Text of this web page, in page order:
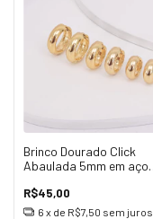
Brinco Dourado Click
Abaulada 5mm em aço
R$45,00
6 x de R$7,50 sem juros